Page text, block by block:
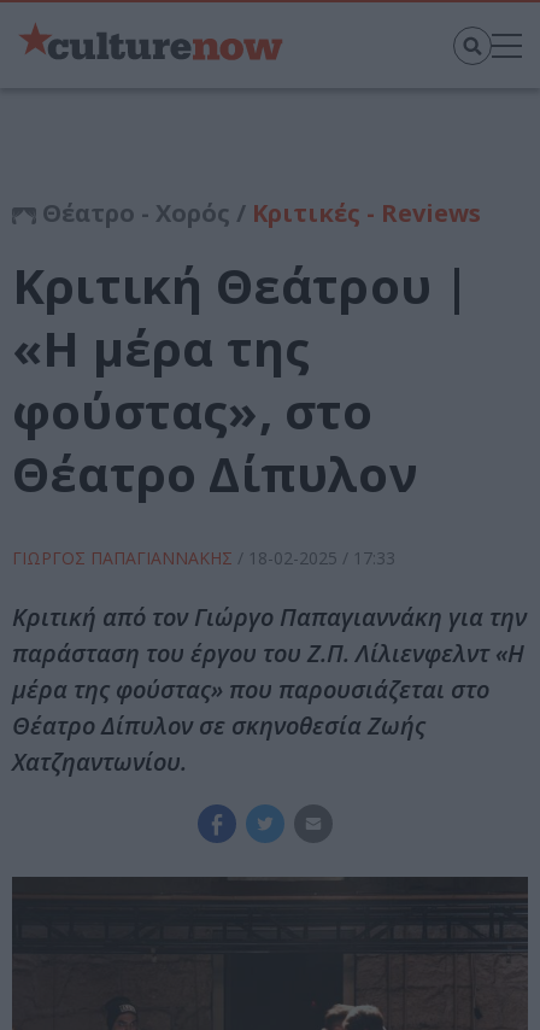
Θέατρο - Χορός / Κριτικές - Reviews
Κριτική Θεάτρου |
«Η μέρα της
φούστας», στο
Θέατρο Δίπυλον
ΓΙΩΡΓΟΣ ΠΑΠΑΓΙΑΝΝΑΚΗΣ / 18-02-2025 / 17:33
Κριτική από τον Γιώργο Παπαγιαννάκη για την
παράσταση του έργου του Ζ.Π. Λίλιενφελντ «Η
μέρα της φούστας» που παρουσιάζεται στο
Θέατρο Δίπυλον σε σκηνοθεσία Ζωής
Χατζηαντωνίου.